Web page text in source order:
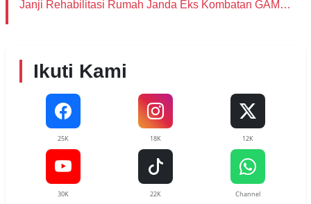
Janji Rehabilitasi Rumah Janda Eks Kombatan GAM
Ikuti Kami
25K 18K 12K
30K 22K Channel